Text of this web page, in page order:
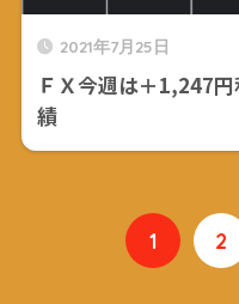
2021年7月25日
ＦＸ今週は＋1,247
績
1 2